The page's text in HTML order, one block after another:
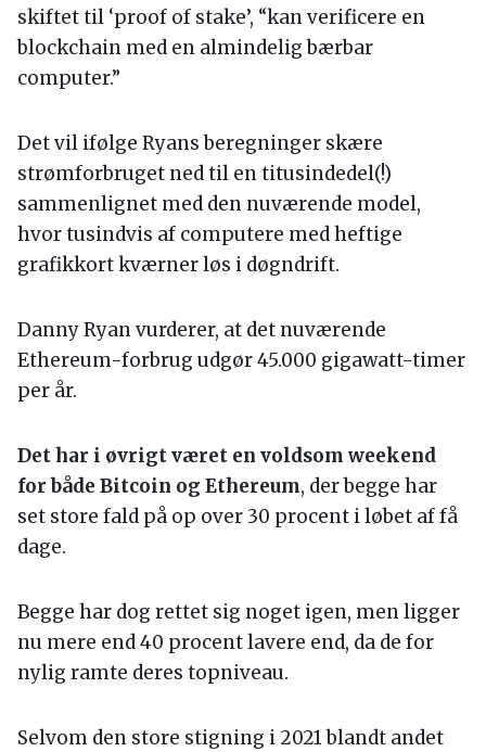
skiftet til ‘proof of stake’, “kan verificere en
blockchain med en almindelig bærbar
computer.”
Det vil ifølge Ryans beregninger skære
strømforbruget ned til en titusindedel(!)
sammenlignet med den nuværende model,
hvor tusindvis af computere med heftige
grafikkort kværner løs i døgndrift.
Danny Ryan vurderer, at det nuværende
Ethereum-forbrug udgør 45.000 gigawatt-timer
per år.
Det har i øvrigt været en voldsom weekend
for både Bitcoin og Ethereum, der begge har
set store fald på op over 30 procent i løbet af få
dage.
Begge har dog rettet sig noget igen, men ligger
nu mere end 40 procent lavere end, da de for
nylig ramte deres topniveau.
Selvom den store stigning i 2021 blandt andet